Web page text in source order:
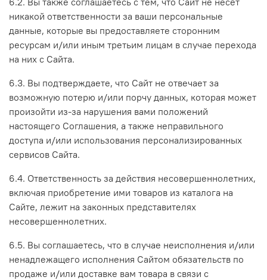
никакой ответственности за ваши персональные
данные, которые вы предоставляете сторонним
ресурсам и/или иным третьим лицам в случае перехода
на них с Сайта.
6.3. Вы подтверждаете, что Сайт не отвечает за
возможную потерю и/или порчу данных, которая может
произойти из-за нарушения вами положений
настоящего Соглашения, а также неправильного
доступа и/или использования персонализированных
сервисов Сайта.
6.4. Ответственность за действия несовершеннолетних,
включая приобретение ими товаров из каталога на
Сайте, лежит на законных представителях
несовершеннолетних.
6.5. Вы соглашаетесь, что в случае неисполнения и/или
ненадлежащего исполнения Сайтом обязательств по
продаже и/или доставке вам товара в связи с